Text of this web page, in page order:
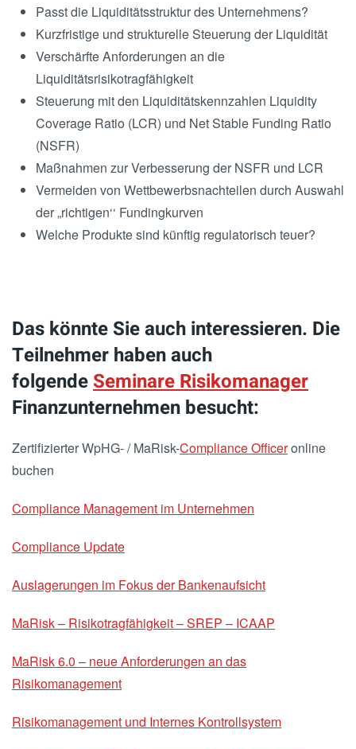
Passt die Liquiditätsstruktur des Unternehmens?
Kurzfristige und strukturelle Steuerung der Liquidität
Verschärfte Anforderungen an die
Liquiditätsrisikotragfähigkeit
Steuerung mit den Liquiditätskennzahlen Liquidity
Coverage Ratio (LCR) und Net Stable Funding Ratio
(NSFR)
Maßnahmen zur Verbesserung der NSFR und LCR
Vermeiden von Wettbewerbsnachteilen durch Auswahl
der „richtigen‘‘ Fundingkurven
Welche Produkte sind künftig regulatorisch teuer?
Das könnte Sie auch interessieren. Die
Teilnehmer haben auch
folgende Seminare Risikomanager
Finanzunternehmen besucht:
Zertifizierter WpHG- / MaRisk-Compliance Officeronline
buchen
Compliance Management im Unternehmen
Compliance Update
Auslagerungen im Fokus der Bankenaufsicht
MaRisk – Risikotragfähigkeit – SREP – ICAAP
MaRisk 6.0 – neue Anforderungen an das
Risikomanagement
Risikomanagement und Internes Kontrollsystem